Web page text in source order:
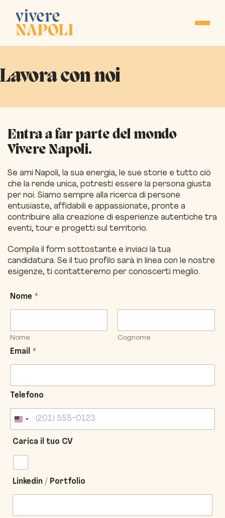
Lavora con noi
Entra a far parte del mondo
Vivere Napoli.
Se ami Napoli, la sua energia, le sue storie e tutto ciò
che la rende unica, potresti essere la persona giusta
per noi. Siamo sempre alla ricerca di persone
entusiaste, affidabili e appassionate, pronte a
contribuire alla creazione di esperienze autentiche tra
eventi, tour e progetti sul territorio.
Compila il form sottostante e inviaci la tua
candidatura. Se il tuo profilo sarà in linea con le nostre
esigenze, ti contatteremo per conoscerti meglio.
t
r
c
Nome *
Nome Cognome
Email *
Telefono
Carica il tuo CV
Linkedin / Portfolio